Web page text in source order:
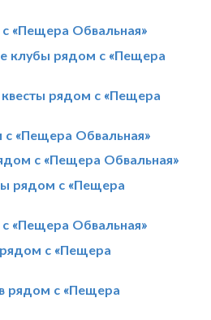
«Пещера Обвальная»
клубы рядом с «Пещера
рядом с «Пещера
«Пещера Обвальная»
с «Пещера Обвальная»
рядом с «Пещера
«Пещера Обвальная»
рядом с «Пещера
рядом с «Пещера